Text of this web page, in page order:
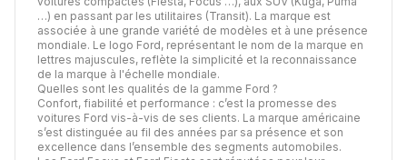
…) en passant par les utilitaires (Transit). La marque est
associée à une grande variété de modèles et à une présence
mondiale. Le logo Ford, représentant le nom de la marque en
lettres majuscules, reflète la simplicité et la reconnaissance
de la marque à l'échelle mondiale.
Quelles sont les qualités de la gamme Ford ?
Confort, fiabilité et performance : c’est la promesse des
voitures Ford vis-à-vis de ses clients. La marque américaine
s’est distinguée au fil des années par sa présence et son
excellence dans l’ensemble des segments automobiles.